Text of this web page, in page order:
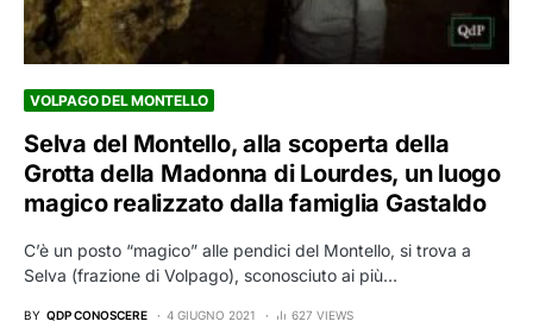
VOLPAGO DEL MONTELLO
Selva del Montello, alla scoperta della
Grotta della Madonna di Lourdes, un luogo
magico realizzato dalla famiglia Gastaldo
C’è un posto “magico” alle pendici del Montello, si trova a
Selva (frazione di Volpago), sconosciuto ai più…
BY QDP CONOSCERE 4 GIUGNO 2021 627 VIEWS